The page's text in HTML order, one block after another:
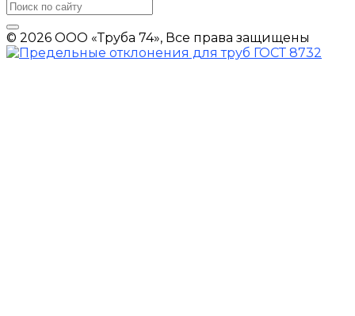
© 2026 ООО «Труба 74», Все права защищены